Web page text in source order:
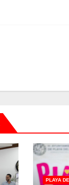
PLAYA